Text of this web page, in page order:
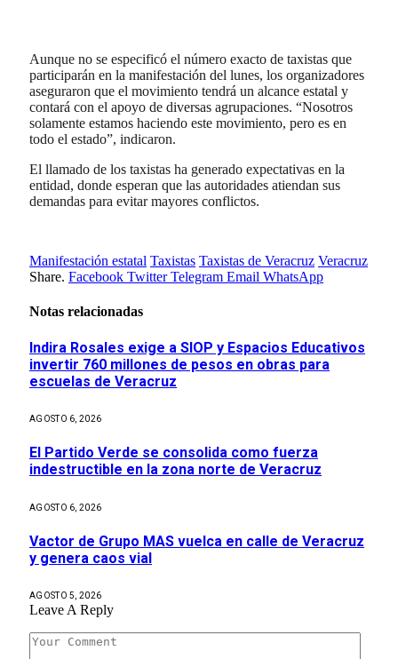
Aunque no se especificó el número exacto de taxistas que
participarán en la manifestación del lunes, los organizadores
aseguraron que el movimiento tendrá un alcance estatal y
contará con el apoyo de diversas agrupaciones. “Nosotros
solamente estamos haciendo este movimiento, pero es en
todo el estado”, indicaron.
El llamado de los taxistas ha generado expectativas en la
entidad, donde esperan que las autoridades atiendan sus
demandas para evitar mayores conflictos.
Manifestación estatal Taxistas Taxistas de Veracruz Veracruz
Share. Facebook Twitter Telegram Email WhatsApp
Notas relacionadas
Indira Rosales exige a SIOP y Espacios Educativos
invertir 760 millones de pesos en obras para
escuelas de Veracruz
AGOSTO 6, 2026
El Partido Verde se consolida como fuerza
indestructible en la zona norte de Veracruz
AGOSTO 6, 2026
Vactor de Grupo MAS vuelca en calle de Veracruz
y genera caos vial
AGOSTO 5, 2026
Leave A Reply